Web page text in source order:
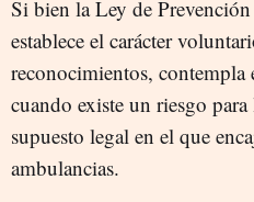
Si bien la Ley de
establece el carácter
reconocimientos, contempla
cuando existe un riesgo
supuesto legal en el que
ambulancias.